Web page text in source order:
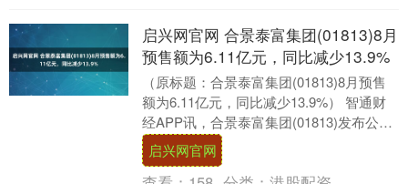
启兴网官网 合景泰富集团(01813)8月
预售额为6.11亿元，同比减少13.9%
（原标题：合景泰富集团(01813)8月预售
额为6.11亿元，同比减少13.9%） 智通财
经APP讯，合景泰富集团(01813)发布公
告，2025年8月，集团及....
启兴网官网